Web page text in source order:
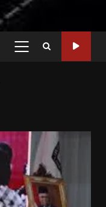
PRIMARY